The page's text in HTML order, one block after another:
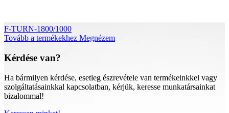
F-TURN-1800/1000
Tovább a termékekhez Megnézem
Kérdése van?
Ha bármilyen kérdése, esetleg észrevétele van termékeinkkel vagy
szolgáltatásainkkal kapcsolatban, kérjük, keresse munkatársainkat
bizalommal!